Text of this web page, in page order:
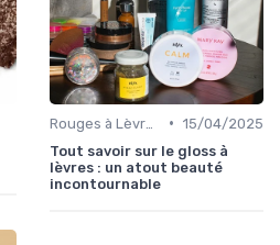
• 15/04/2025
Tout savoir sur le gloss à
lèvres : un atout beauté
incontournable